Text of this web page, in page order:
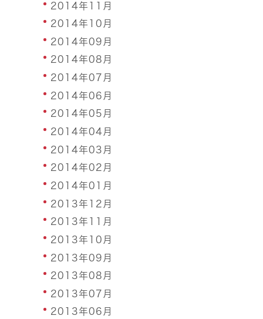
2014年11月
2014年10月
2014年09月
2014年08月
2014年07月
2014年06月
2014年05月
2014年04月
2014年03月
2014年02月
2014年01月
2013年12月
2013年11月
2013年10月
2013年09月
2013年08月
2013年07月
2013年06月